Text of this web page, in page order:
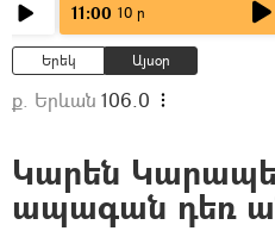
11:00 10 ր
Երեկ Այսօր
ք. Երևան 106.0
Կարեն
ապագան դեռ